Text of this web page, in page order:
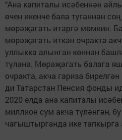
“Ана капиталы исәбеннән
өчен икенче бала туганнан
мөрәҗәгать итәргә мөмкин.
мөрәҗәгать иткән очракта
уллыкка алынган көннән
түләнә. Мөрәҗәгать балага
очракта, акча гариза
ди Татарстан Пенсия фонды
2020 елда ана капиталы
миллион сум акча түләнгән,
чагыштырганда ике тапкырга